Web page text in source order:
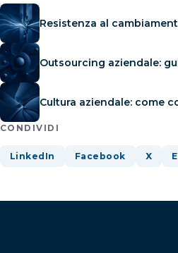
Resistenza al
Outsourcing aziendale:
Cultura aziendale: come
CONDIVIDI
LinkedIn Facebook X